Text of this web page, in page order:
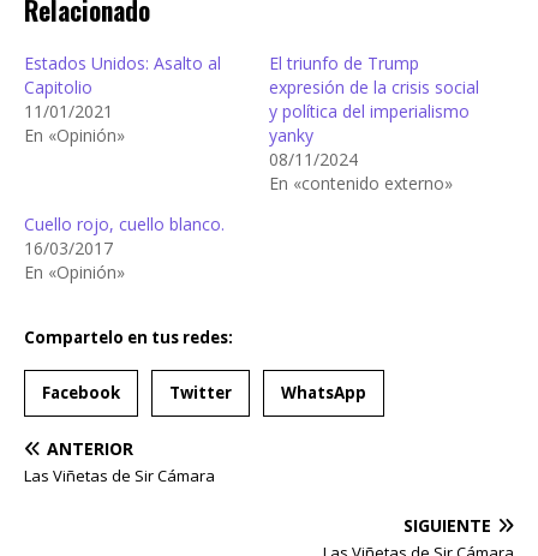
Relacionado
Estados Unidos: Asalto al
Capitolio
11/01/2021
En «Opinión»
El triunfo de Trump
expresión de la crisis social
y política del imperialismo
yanky
08/11/2024
En «contenido externo»
Cuello rojo, cuello blanco.
16/03/2017
En «Opinión»
Compartelo en tus redes:
Facebook Twitter WhatsApp
ANTERIOR
Las Viñetas de Sir Cámara
SIGUIENTE